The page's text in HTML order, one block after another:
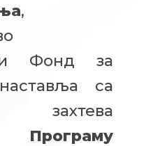
,
Фонд за
са
захтева
Програму